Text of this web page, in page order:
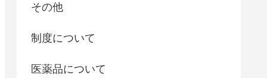
その他
制度について
医薬品について